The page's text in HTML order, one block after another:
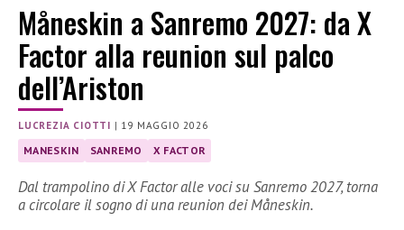
Måneskin a Sanremo 2027: da X
Factor alla reunion sul palco
dell’Ariston
LUCREZIA CIOTTI | 19 MAGGIO 2026
MANESKIN SANREMO X FACTOR
Dal trampolino di X Factor alle voci su Sanremo 2027, torna
a circolare il sogno di una reunion dei Måneskin.